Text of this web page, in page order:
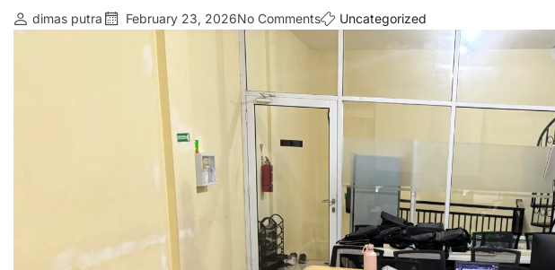
dimas putra February 23, 2026No Comments Uncategorized